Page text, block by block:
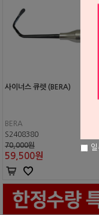
사이너스 큐렛 (BERA)
BERA
S2408380
70,000원
59,500원